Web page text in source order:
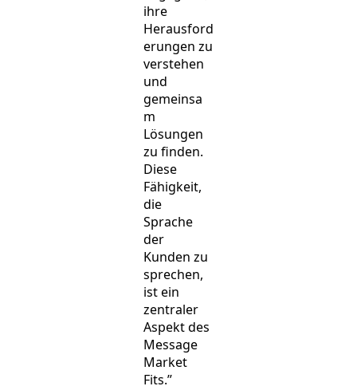
ihre
Herausford
erungen zu
verstehen
und
gemeinsa
m
Lösungen
zu finden.
Diese
Fähigkeit,
die
Sprache
der
Kunden zu
sprechen,
ist ein
zentraler
Aspekt des
Message
Market
Fits.”